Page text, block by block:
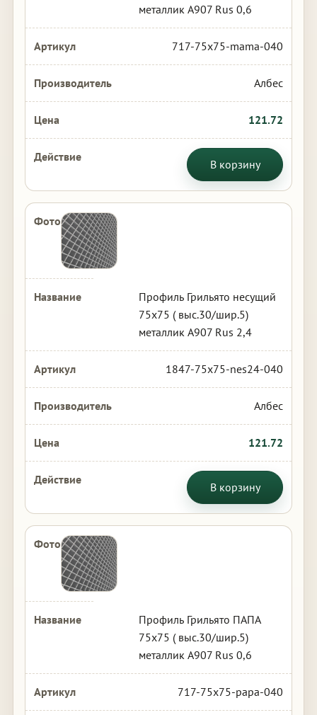
металлик А907 Rus 0,6
717-75x75-mama-040
Албес
121.72
В корзину
Профиль Грильято несущий
75х75 ( выс.30/шир.5)
металлик А907 Rus 2,4
1847-75x75-nes24-040
Албес
121.72
В корзину
Профиль Грильято ПАПА
75х75 ( выс.30/шир.5)
металлик А907 Rus 0,6
717-75x75-papa-040